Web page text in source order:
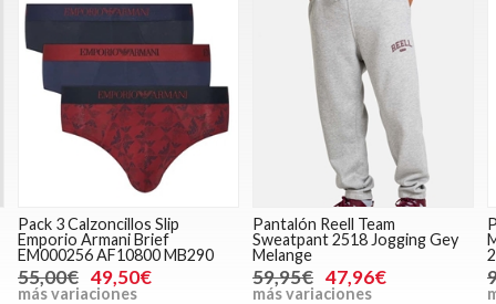
Pack 3 Calzoncillos Slip
Emporio Armani Brief
EM000256 AF10800 MB290
55,00€ 49,50€
más variaciones
Pantalón Reell Team
Sweatpant 2518 Jogging Gey
Melange
59,95€ 47,96€
más variaciones